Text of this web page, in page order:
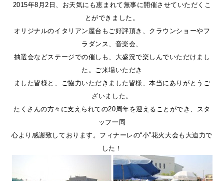
2015年8月2日、お天気にも恵まれて無事に開催させていただくこ
とができました。
オリジナルのイタリアン屋台もご好評頂き、クラウンショーやフ
ラダンス、音楽会、
抽選会などステージでの催しも、大盛況で楽しんでいただけまし
た。ご来場いただき
ました皆様と、ご協力いただきました皆様、本当にありがとうご
ざいました。
たくさんの方々に支えられての20周年を迎えることができ、スタ
ッフ一同
心より感謝致しております。フィナーレの“小”花火大会も大迫力で
した！